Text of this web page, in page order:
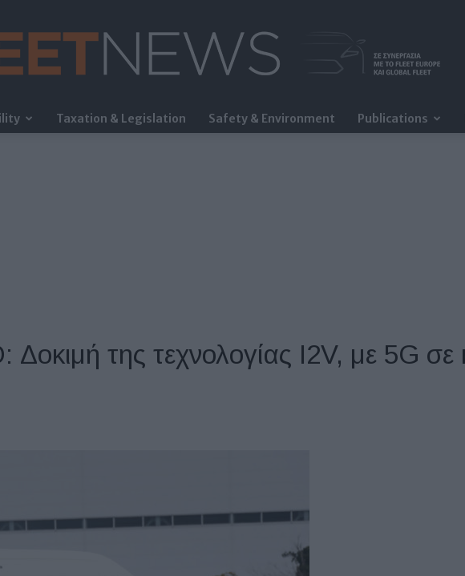
FleetNews
Taxation & Legislation Safety & Environment Publications
της τεχνολογίας I2V, με 5G σε